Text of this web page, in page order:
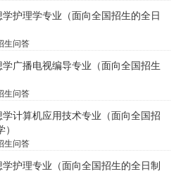
护理学专业（面向全国招生的全日
生问答
广播电视编导专业（面向全国招生
生问答
计算机应用技术专业（面向全国招
生问答
护理专业（面向全国招生的全日制